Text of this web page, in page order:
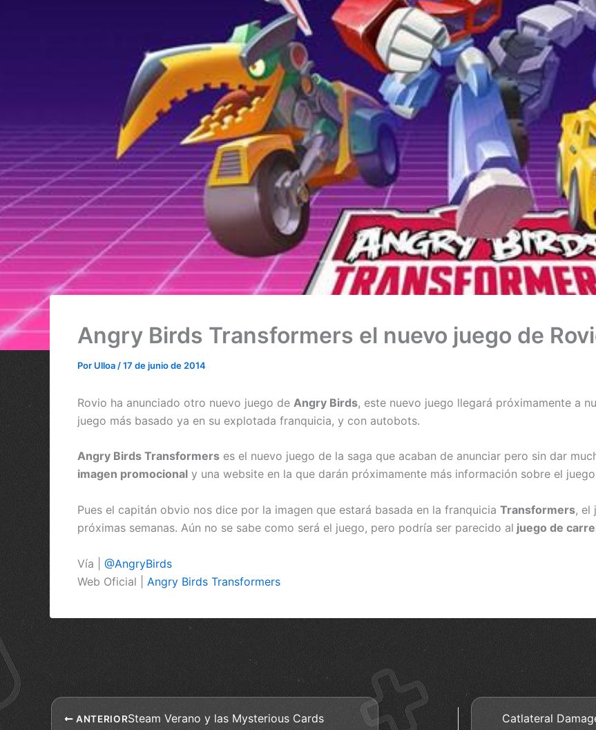
Angry Birds Transformers el nuevo juego de
Por Ulloa /17 de junio de 2014
Rovio ha anunciado otro nuevo juego de Angry Birds, este nuevo juego llegará próximamente a
juego más basado ya en su explotada franquicia, y con autobots.
Angry Birds Transformers es el nuevo juego de la saga que acaban de anunciar pero sin dar
imagen promocional y una website en la que darán próximamente más información sobre el
Pues el capitán obvio nos dice por la imagen que estará basada en la franquicia Transformers, el
próximas semanas. Aún no se sabe como será el juego, pero podría ser parecido al juego de
Vía | @AngryBirds
Web Oficial | Angry Birds Transformers
ANTERIORSteam Verano y las Mysterious Cards Catlateral